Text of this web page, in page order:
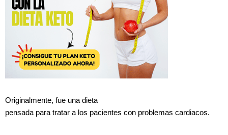
Originalmente, fue una dieta
pensada para tratar a los pacientes con problemas cardiacos.